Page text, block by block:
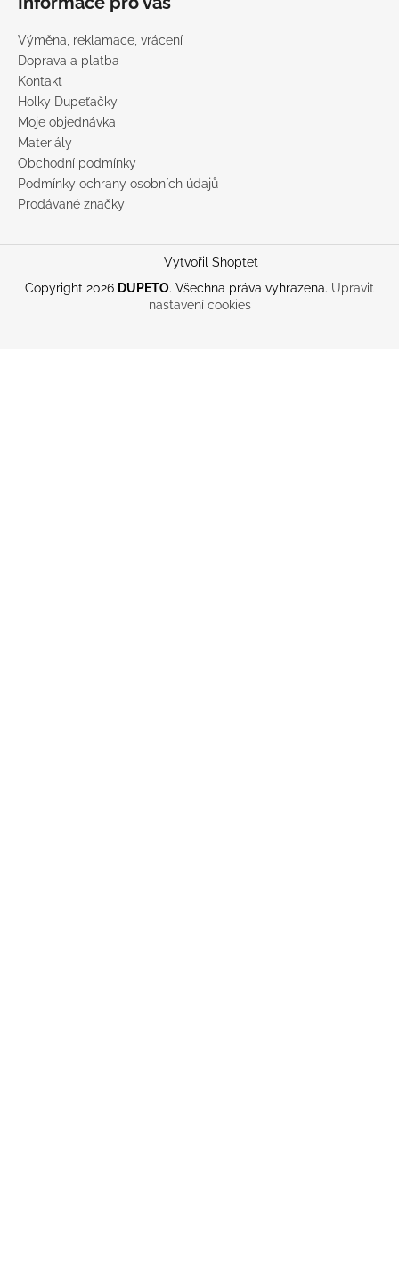
Výměna, reklamace, vrácení
Doprava a platba
Kontakt
Holky Dupeťačky
Moje objednávka
Materiály
Obchodní podmínky
Podmínky ochrany osobních údajů
Prodávané značky
Vytvořil Shoptet
Copyright 2026 DUPETO. Všechna práva vyhrazena. Upravit
nastavení cookies